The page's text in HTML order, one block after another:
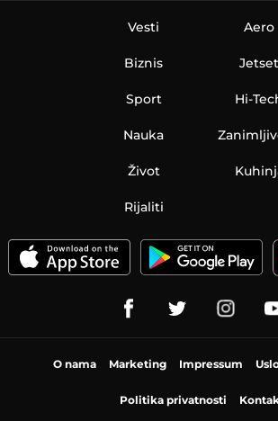
Vesti
Biznis
Sport
Nauka
Aero
Jetset
Hi-
Život
Rijaliti
O nama Marketing Impressum
Politika privatnosti